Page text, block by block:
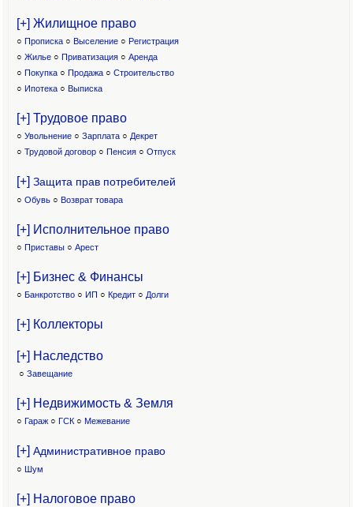
[+] Жилищное право
○ Прописка ○ Выселение ○ Регистрация
○ Жилье ○ Приватизация ○ Аренда
○ Покупка ○ Продажа ○ Строительство
○ Ипотека ○ Выписка
[+] Трудовое право
○ Увольнение ○ Зарплата ○ Декрет
○ Трудовой договор ○ Пенсия ○ Отпуск
[+] Защита прав потребителей
○ Обувь ○ Возврат товара
[+] Исполнительное право
○ Приставы ○ Арест
[+] Бизнес & Финансы
○ Банкротство ○ ИП ○ Кредит ○ Долги
[+] Коллекторы
[+] Наследство
○ Завещание
[+] Недвижимость & Земля
○ Гараж ○ ГСК ○ Межевание
[+] Административное право
○ Шум
[+] Налоговое право